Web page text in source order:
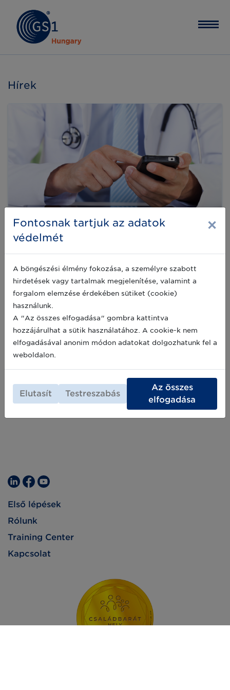
Hírek
Véleménye számít nekünk - Vegyen
részt az egészségügyi ágazatot érintő
felmérésünkben!
Hallassa a hangját: Vegyen részt a feltörekvő
technológiákról szóló felmérésünkben még
ma! A felmérés témája: Az egészségügyi
ágazat és a globális GS1 Healthcare szakértői
számára releváns új technológiák azonosítása.
2023-08-25
Első lépések
Rólunk
Training Center
Kapcsolat
Fontosnak tartjuk az adatok
védelmét
×
A böngészési élmény fokozása, a személyre szabott
hirdetések vagy tartalmak megjelenítése, valamint a
forgalom elemzése érdekében sütiket (cookie)
használunk.
A "Az összes elfogadása" gombra kattintva
hozzájárulhat a sütik használatához. A cookie-k nem
elfogadásával anonim módon adatokat dolgozhatunk fel a
weboldalon.
Elutasít Testreszabás
Az összes
elfogadása